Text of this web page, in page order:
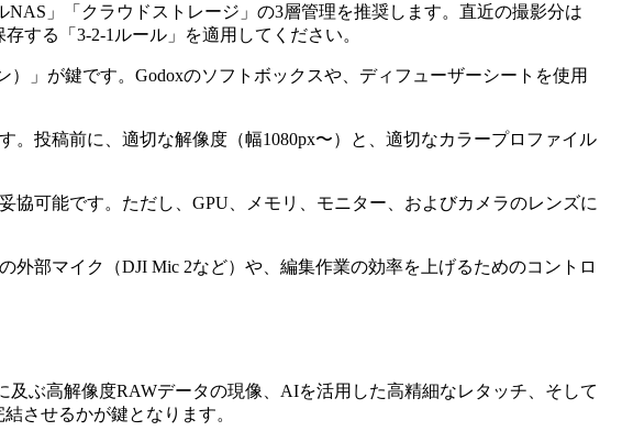
NAS」「クラウドストレージ」の3層管理を推奨します。直近の撮影分は
する「3-2-1ルール」を適用してください。
）」が鍵です。Godoxのソフトボックスや、ディフューザーシートを使用
。投稿前に、適切な解像度（幅1080px〜）と、適切なカラープロファイル
協可能です。ただし、GPU、メモリ、モニター、およびカメラのレンズに
外部マイク（DJI Mic 2など）や、編集作業の効率を上げるためのコントロ
ぶ高解像度RAWデータの現像、AIを活用した高精細なレタッチ、そして
させるかが鍵となります。